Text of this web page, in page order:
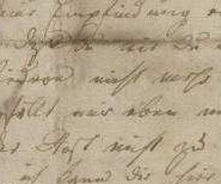
hs. m. U.